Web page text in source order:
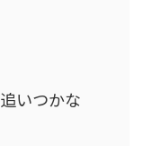
いつかな